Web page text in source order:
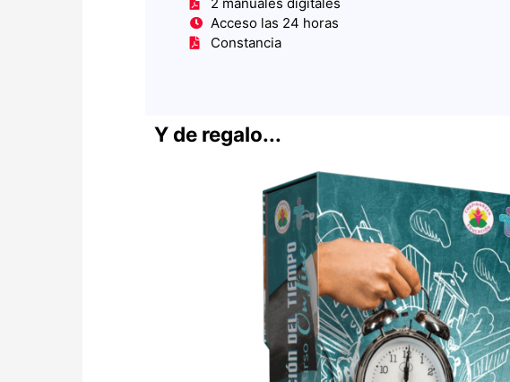
Acceso las 24 horas
Constancia
Y de regalo...